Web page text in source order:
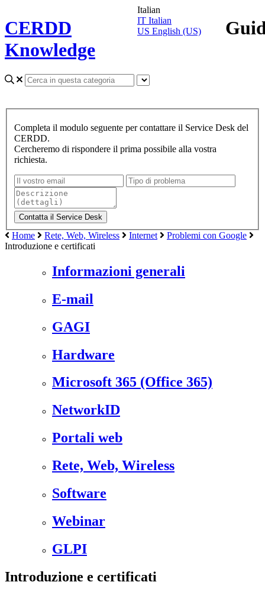
CERDD
Knowledge
Italian
IT Italian
US English (US)
Completa il modulo seguente per contattare il Service Desk del
CERDD.
Cercheremo di rispondere il prima possibile alla vostra
richiesta.
Home Rete, Web, Wireless Internet
Problemi con Google
Introduzione e certificati
Informazioni generali
E-mail
GAGI
Hardware
Microsoft 365 (Office 365)
NetworkID
Portali web
Rete, Web, Wireless
Software
Webinar
GLPI
Introduzione e certificati